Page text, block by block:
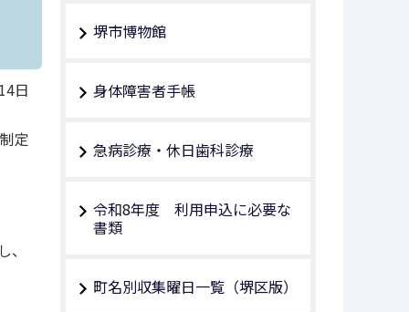
日
定
堺市博物館
身体障害者手帳
急病診療・休日歯科診療
令和8年度 利用申込に必要な
書類
町名別収集曜日一覧（堺区版）